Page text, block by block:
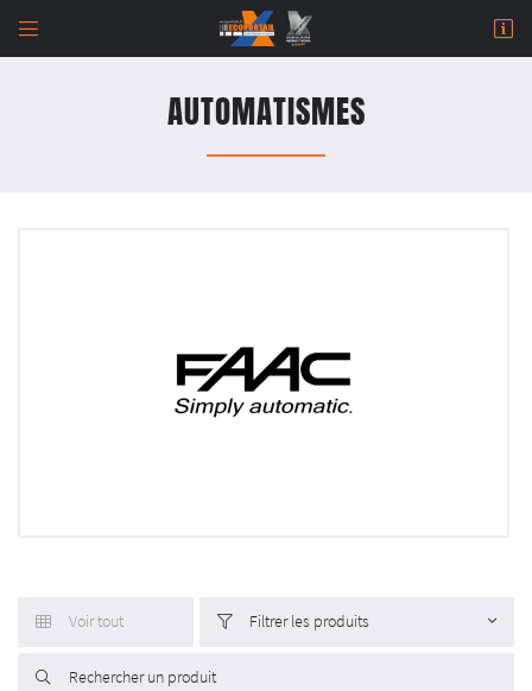
 
Adresse email de réception
AUTOMATISMES
 Voir tout  Filtrer les produits
